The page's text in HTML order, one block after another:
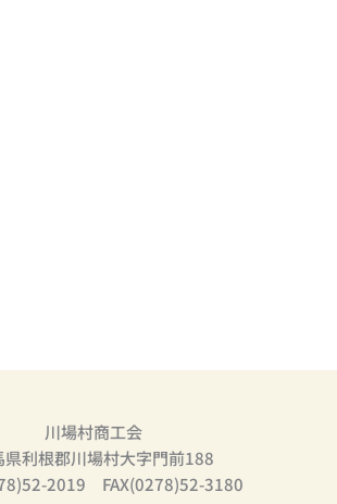
川場村商工会
県利根郡川場村大字門前188
2019 FAX(0278)52-3180